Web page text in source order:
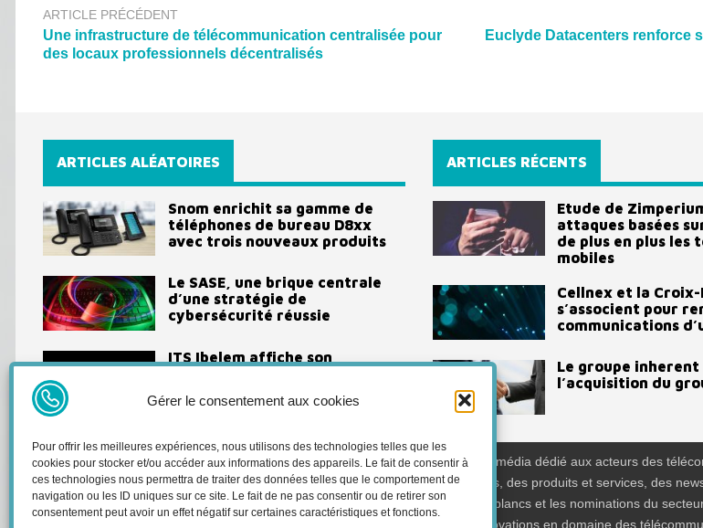
Gérer le consentement aux cookies
Pour offrir les meilleures expériences, nous utilisons des technologies telles que les
cookies pour stocker et/ou accéder aux informations des appareils. Le fait de consentir à
ces technologies nous permettra de traiter des données telles que le comportement de
navigation ou les ID uniques sur ce site. Le fait de ne pas consentir ou de retirer son
consentement peut avoir un effet négatif sur certaines caractéristiques et fonctions.
ARTICLE PRÉCÉDENT
Une infrastructure de télécommunication centralisée pour
des locaux professionnels décentralisés
Euclyde Datacenters renforce
ARTICLES ALÉATOIRES
Snom enrichit sa gamme de
téléphones de bureau D8xx
avec trois nouveaux produits
Le SASE, une brique centrale
d’une stratégie de
cybersécurité réussie
ITS Ibelem affiche son
la certification ACN d’Apple
ARTICLES RÉCENTS
Etude de
attaques basées
de plus en plus les
mobiles
Cellnex et la Croix-
s’associent pour
communications
Le groupe inherent
l’acquisition du
Telco Infra News est un média dédié aux acteurs des
retrouvez des expertises, des produits et services, des
évènements, des livres blancs et les nominations du
informations sur les innovations en domaine des